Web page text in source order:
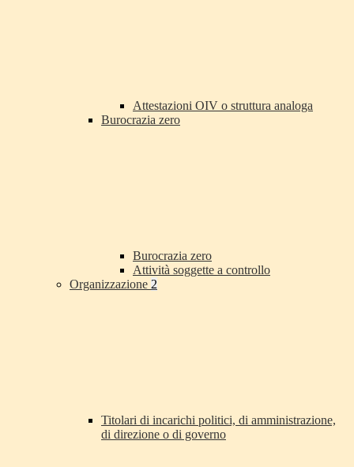
Attestazioni OIV o struttura analoga
Burocrazia zero
Burocrazia zero
Attività soggette a controllo
Organizzazione 2
Titolari di incarichi politici, di amministrazione,
di direzione o di governo